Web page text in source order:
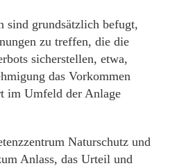
sind grundsätzlich befugt,
zu treffen, die die
sicherstellen, etwa,
das Vorkommen
im Umfeld der Anlage
Naturschutz und
Anlass, das Urteil und